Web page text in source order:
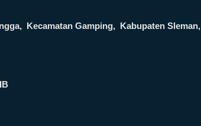
Kecamatan Gamping, Kabupaten Sleman,